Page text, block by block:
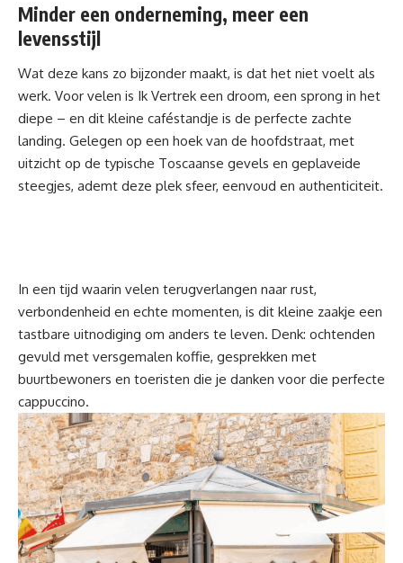
Minder een onderneming, meer een
levensstijl
Wat deze kans zo bijzonder maakt, is dat het niet voelt als
werk. Voor velen is Ik Vertrek een droom, een sprong in het
diepe – en dit kleine caféstandje is de perfecte zachte
landing. Gelegen op een hoek van de hoofdstraat, met
uitzicht op de typische Toscaanse gevels en geplaveide
steegjes, ademt deze plek sfeer, eenvoud en authenticiteit.
In een tijd waarin velen terugverlangen naar rust,
verbondenheid en echte momenten, is dit kleine zaakje een
tastbare uitnodiging om anders te leven. Denk: ochtenden
gevuld met versgemalen koffie, gesprekken met
buurtbewoners en toeristen die je danken voor die perfecte
cappuccino.